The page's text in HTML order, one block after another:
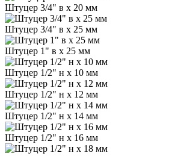
Штуцер 3/4" в х 20 мм
Штуцер 3/4" в х 25 мм
Штуцер 1" в х 25 мм
Штуцер 1/2" н х 10 мм
Штуцер 1/2" н х 12 мм
Штуцер 1/2" н х 14 мм
Штуцер 1/2" н х 16 мм